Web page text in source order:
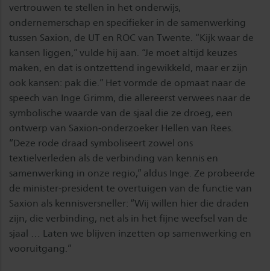
vertrouwen te stellen in het onderwijs,
ondernemerschap en specifieker in de samenwerking
tussen Saxion, de UT en ROC van Twente. “Kijk waar de
kansen liggen,” vulde hij aan. “Je moet altijd keuzes
maken, en dat is ontzettend ingewikkeld, maar er zijn
ook kansen: pak die.” Het vormde de opmaat naar de
speech van Inge Grimm, die allereerst verwees naar de
symbolische waarde van de sjaal die ze droeg, een
ontwerp van Saxion-onderzoeker Hellen van Rees.
“Deze rode draad symboliseert zowel ons
textielverleden als de verbinding van kennis en
samenwerking in onze regio,” aldus Inge. Ze probeerde
de minister-president te overtuigen van de functie van
Saxion als kennisversneller: “Wij willen hier die draden
zijn, die verbinding, net als in het fijne weefsel van de
sjaal … Laten we blijven inzetten op samenwerking en
vooruitgang.”